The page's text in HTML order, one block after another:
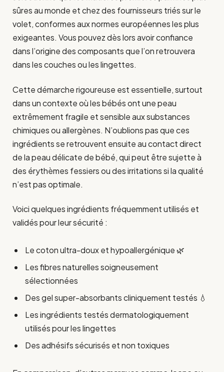
sûres au monde et chez des fournisseurs triés sur le
volet, conformes aux normes européennes les plus
exigeantes. Vous pouvez dès lors avoir confiance
dans l’origine des composants que l’on retrouvera
dans les couches ou les lingettes.
Cette démarche rigoureuse est essentielle, surtout
dans un contexte où les bébés ont une peau
extrêmement fragile et sensible aux substances
chimiques ou allergènes. N’oublions pas que ces
ingrédients se retrouvent ensuite au contact direct
de la peau délicate de bébé, qui peut être sujette à
des érythèmes fessiers ou des irritations si la qualité
n’est pas optimale.
Voici quelques ingrédients fréquemment utilisés et
validés pour leur sécurité :
Le coton ultra-doux et hypoallergénique 🌿
Les fibres naturelles soigneusement
sélectionnées
Des gel super-absorbants cliniquement testés 💧
Les ingrédients testés dermatologiquement
utilisés pour les lingettes
Des adhésifs sécurisés et non toxiques